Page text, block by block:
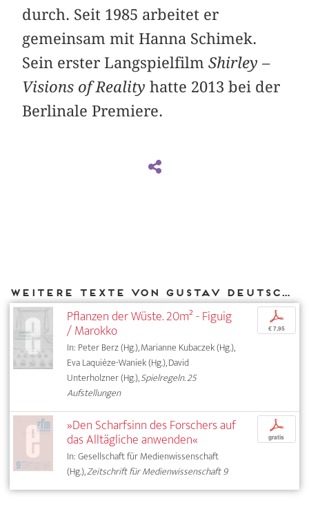
durch. Seit 1985 arbeitet er
gemeinsam mit Hanna Schimek.
Sein erster LangspielfilmShirley –
Visions of Reality hatte 2013 bei der
Berlinale Premiere.
Weitere Texte von Gustav Deutsch bei DIAPHANES
Pflanzen der Wüste. 20m² - Figuig
/ Marokko
In: Peter Berz (Hg.), Marianne Kubaczek (Hg.),
Eva Laquièze-Waniek (Hg.), David
Unterholzner (Hg.),Spielregeln. 25
Aufstellungen
p
€ 7,95
»Den Scharfsinn des Forschers auf
das Alltägliche anwenden«
In: Gesellschaft für Medienwissenschaft
(Hg.),Zeitschrift für Medienwissenschaft 9
p
gratis